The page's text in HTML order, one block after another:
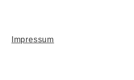
Impressum